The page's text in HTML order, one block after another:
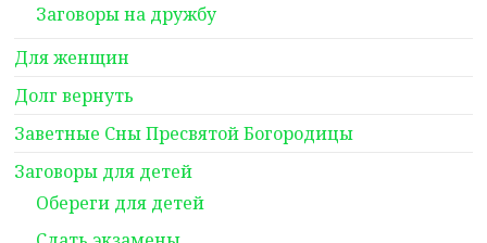
Заговоры на дружбу
Для женщин
Долг вернуть
Заветные Сны Пресвятой Богородицы
Заговоры для детей
Обереги для детей